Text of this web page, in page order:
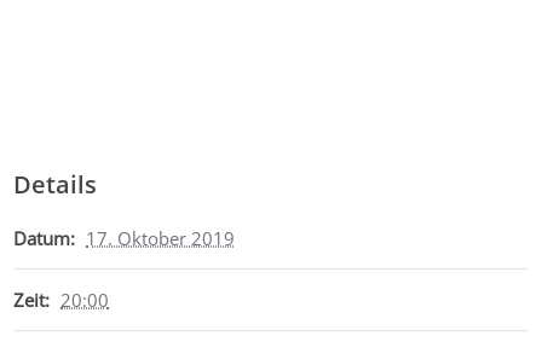
Details
Datum: 17. Oktober 2019
Zeit: 20:00